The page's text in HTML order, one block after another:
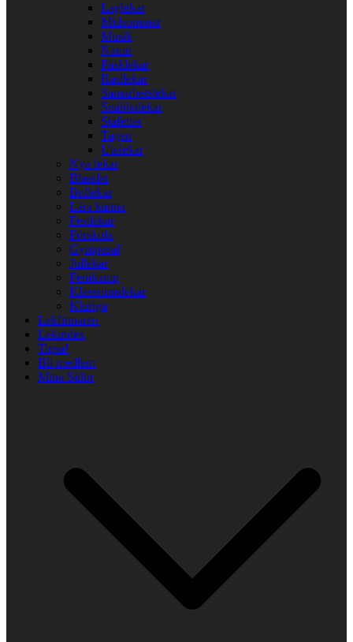
Laglekar
Midsommar
Musik
Namn
Påsklekar
Rastlekar
Samarbetslekar
Snabbalekar
Stafetter
Tagen
Utelekar
Nya lekar
Blandat
Bollekar
Lära känna
Festlekar
Förskola
Gympasal
Jullekar
Femkamp
Klassrumslekar
Kluriga
Lekfinnaren
Lekindex
Tipsa!
Bli medlem
Mina Sidor